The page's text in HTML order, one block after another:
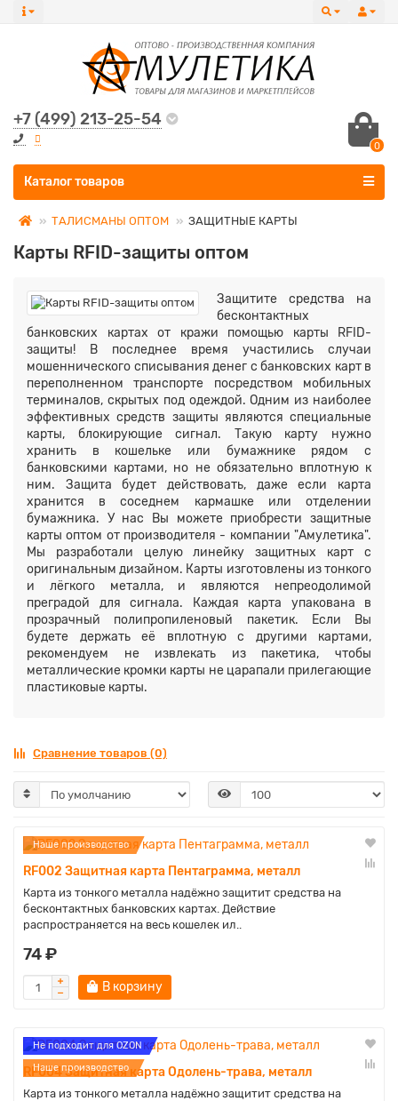
+7 (499) 213-25-54
0
Все категории
Каталог товаров
ТАЛИСМАНЫ ОПТОМ ЗАЩИТНЫЕ КАРТЫ
Карты RFID-защиты оптом
Защитите средства на
бесконтактных
банковских картах от кражи помощью карты RFID-
защиты! В последнее время участились случаи
мошеннического списывания денег с банковских карт в
переполненном транспорте посредством мобильных
терминалов, скрытых под одеждой. Одним из наиболее
эффективных средств защиты являются специальные
карты, блокирующие сигнал. Такую карту нужно
хранить в кошельке или бумажнике рядом с
банковскими картами, но не обязательно вплотную к
ним. Защита будет действовать, даже если карта
хранится в соседнем кармашке или отделении
бумажника. У нас Вы можете приобрести защитные
карты оптом от производителя - компании "Амулетика".
Мы разработали целую линейку защитных карт с
оригинальным дизайном. Карты изготовлены из тонкого
и лёгкого металла, и являются непреодолимой
преградой для сигнала. Каждая карта упакована в
прозрачный полипропиленовый пакетик. Если Вы
будете держать её вплотную с другими картами,
рекомендуем не извлекать из пакетика, чтобы
металлические кромки карты не царапали прилегающие
пластиковые карты.
Сравнение товаров (0)
Наше производство
RF002 Защитная карта Пентаграмма, металл
Карта из тонкого металла надёжно защитит средства на
бесконтактных банковских картах. Действие
распространяется на весь кошелек ил..
74 ₽
В корзину
Не подходит для OZON
Наше производство
RF004 Защитная карта Одолень-трава, металл
Карта из тонкого металла надёжно защитит средства на